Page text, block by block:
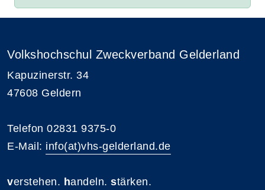
Volkshochschul Zweckverband Gelderland
Kapuzinerstr. 34
47608 Geldern
Telefon 02831 9375-0
E-Mail: info(at)vhs-gelderland.de
verstehen. handeln. stärken.